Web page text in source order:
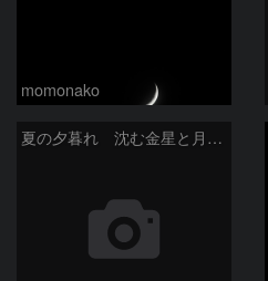
momonako
夏の夕暮れ 沈む金星と月 2026/7/20